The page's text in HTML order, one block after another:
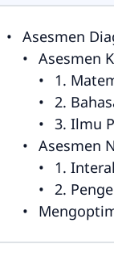
Asesmen
Asesmen
1.
2.
3. Ilmu
Asesmen
1.
2.